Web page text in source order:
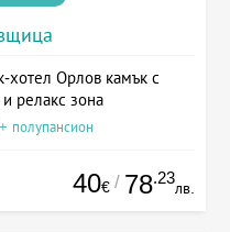
хотел Орлов камък с
релакс зона
полупансион
40€ / 78.23
лв.